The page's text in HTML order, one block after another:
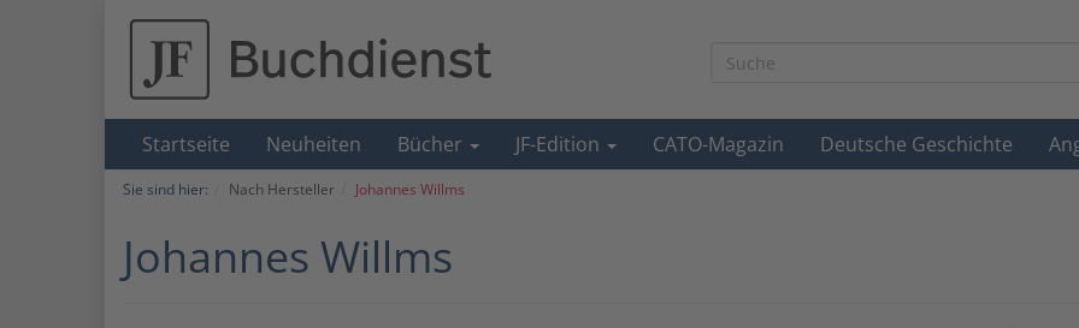
Startseite Neuheiten Bücher JF-Edition CATO-Magazin Deutsche Geschichte
Sie sind hier: Nach Hersteller Johannes Willms
Johannes Willms